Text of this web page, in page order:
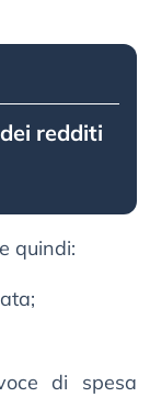
redditi
quindi:
di spesa